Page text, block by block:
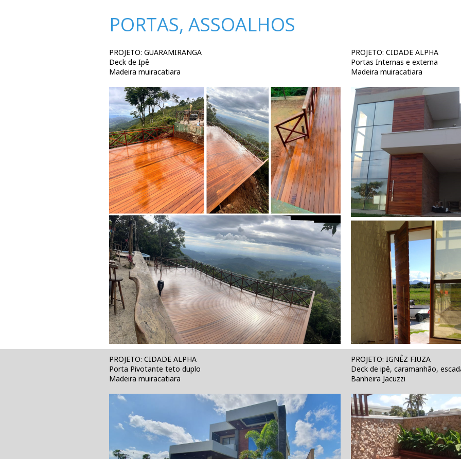
PORTAS, ASSOALHOS
PROJETO: GUARAMIRANGA
Deck de Ipê
Madeira muiracatiara
PROJETO: CIDADE ALPHA
Portas Internas e externa
Madeira muiracatiara
PROJETO: CIDADE ALPHA
Porta Pivotante teto duplo
Madeira muiracatiara
PROJETO: IGNÊZ FIUZA
Deck de ipê, caramanhão,
Banheira Jacuzzi